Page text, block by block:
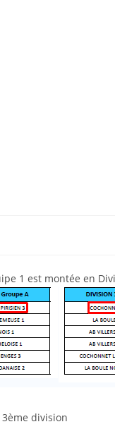
1 est montée en
3ème division